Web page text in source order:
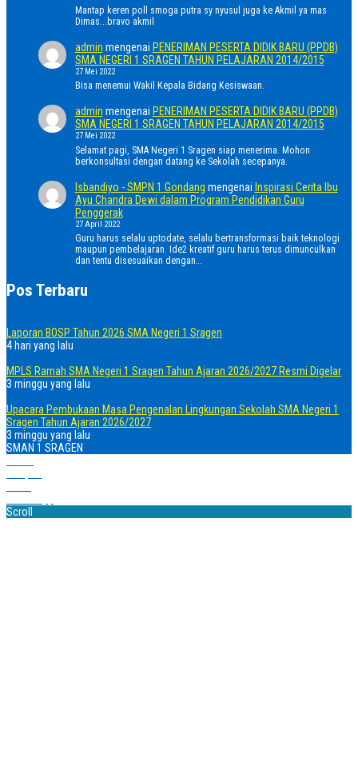
Mantap keren poll smoga putra sy nyusul juga ke Akmil ya mas
Dimas...bravo akmil
admin mengenai PENERIMAN PESERTA DIDIK BARU (PPDB)
SMA NEGERI 1 SRAGEN TAHUN PELAJARAN 2014/2015
27 Mei 2022
Bisa menemui Wakil Kepala Bidang Kesiswaan.
admin mengenai PENERIMAN PESERTA DIDIK BARU (PPDB)
SMA NEGERI 1 SRAGEN TAHUN PELAJARAN 2014/2015
27 Mei 2022
Selamat pagi, SMA Negeri 1 Sragen siap menerima. Mohon
berkonsultasi dengan datang ke Sekolah secepanya.
Isbandiyo - SMPN 1 Gondang mengenai Inspirasi Cerita Ibu
Ayu Chandra Dewi dalam Program Pendidikan Guru
Penggerak
27 April 2022
Guru harus selalu uptodate, selalu bertransformasi baik teknologi
maupun pembelajaran. Ide2 kreatif guru harus terus dimunculkan
dan tentu disesuaikan dengan…
Pos Terbaru
Laporan BOSP Tahun 2026 SMA Negeri 1 Sragen
4 hari yang lalu
MPLS Ramah SMA Negeri 1 Sragen Tahun Ajaran 2026/2027 Resmi Digelar
3 minggu yang lalu
Upacara Pembukaan Masa Pengenalan Lingkungan Sekolah SMA Negeri 1
Sragen Tahun Ajaran 2026/2027
3 minggu yang lalu
SMAN 1 SRAGEN
Scroll